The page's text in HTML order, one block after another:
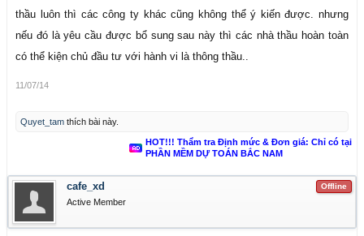
thầu luôn thì các công ty khác cũng không thể ý kiến được. nhưng
nếu đó là yêu cầu được bổ sung sau này thì các nhà thầu hoàn toàn
có thể kiện chủ đầu tư với hành vi là thông thầu..
11/07/14
Quyet_tam thích bài này.
HOT!!! Thẩm tra Định mức & Đơn giá: Chỉ có tại
PHẦN MỀM DỰ TOÁN BẮC NAM
Offline
cafe_xd
Active Member